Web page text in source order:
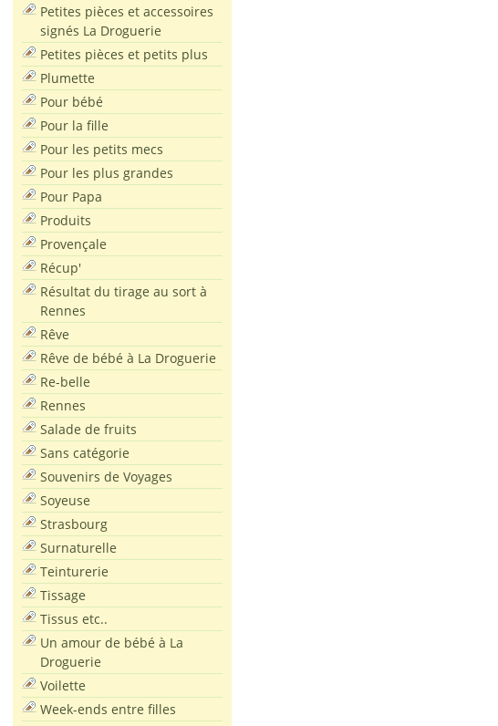
Petites pièces et accessoires
signés La Droguerie
Petites pièces et petits plus
Plumette
Pour bébé
Pour la fille
Pour les petits mecs
Pour les plus grandes
Pour Papa
Produits
Provençale
Récup'
Résultat du tirage au sort à
Rennes
Rêve
Rêve de bébé à La Droguerie
Re-belle
Rennes
Salade de fruits
Sans catégorie
Souvenirs de Voyages
Soyeuse
Strasbourg
Surnaturelle
Teinturerie
Tissage
Tissus etc..
Un amour de bébé à La
Droguerie
Voilette
Week-ends entre filles